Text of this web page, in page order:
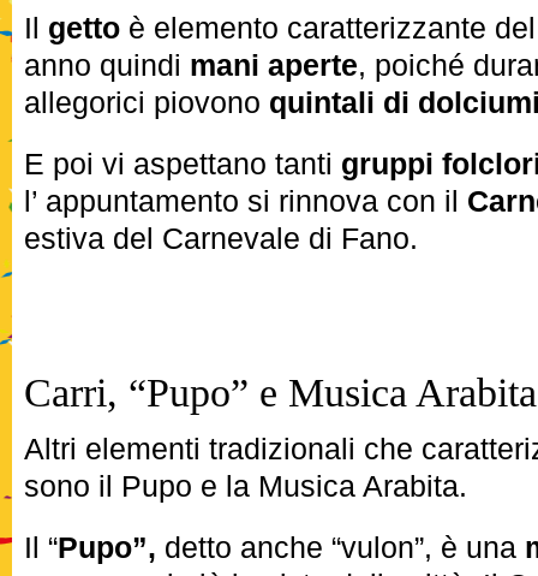
Il getto è elemento caratterizzante
anno quindi mani aperte, poiché
allegorici piovono quintali di
E poi vi aspettano tanti gruppi
l’ appuntamento si rinnova con il
estiva del Carnevale di Fano.
Carri, “Pupo” e Musica Arabita
Altri elementi tradizionali che
sono il Pupo e la Musica Arabita.
Il “Pupo”, detto anche “vulon”, è una